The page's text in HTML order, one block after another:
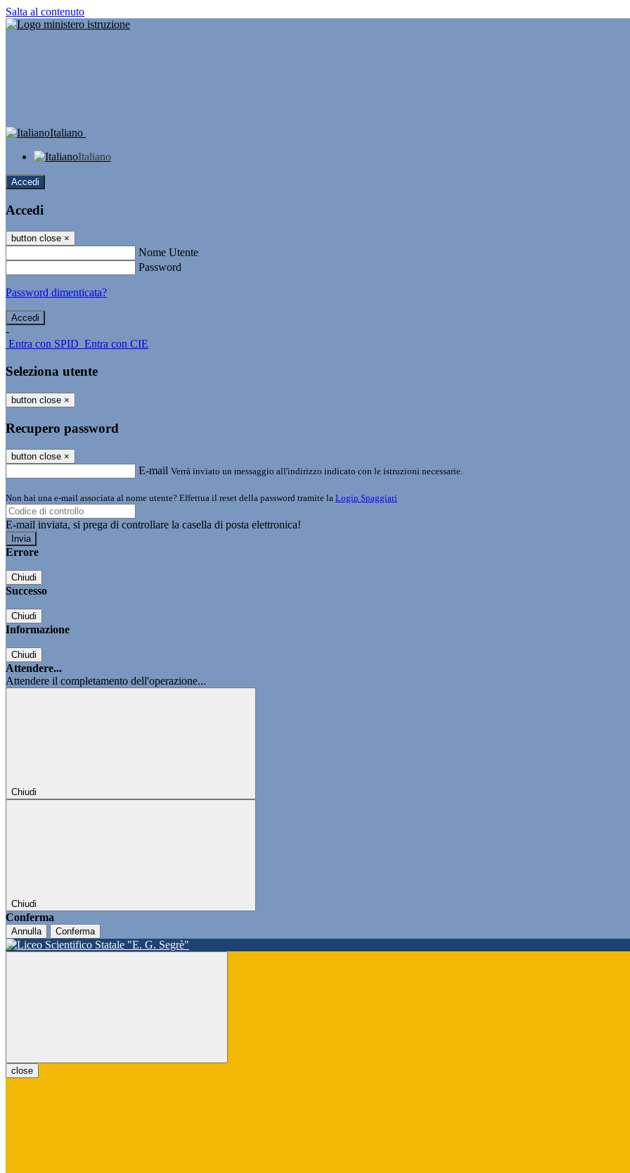
Salta al contenuto
Italiano
Italiano
Accedi
Accedi
button close ×
Nome Utente
Password
Password dimenticata?
-
Entra con SPID Entra con CIE
Seleziona utente
button close ×
Recupero password
button close ×
E-mail Verrà inviato un messaggio all'indirizzo indicato con le istruzioni necessarie.
Non hai una e-mail associata al nome utente? Effettua il reset della password tramite la Login Spaggiari
E-mail inviata, si prega di controllare la casella di posta elettronica!
Errore
Chiudi
Successo
Chiudi
Informazione
Chiudi
Attendere...
Attendere il completamento dell'operazione...
Chiudi
Chiudi
Conferma
Annulla Conferma
close